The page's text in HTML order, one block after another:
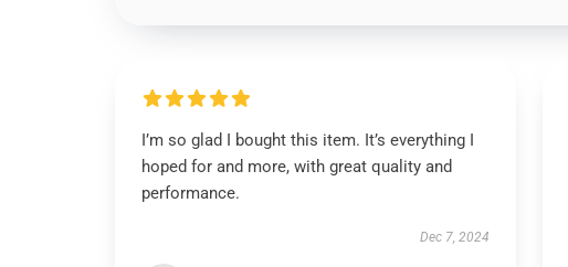
I’m so glad I bought this item. It’s everything I
hoped for and more, with great quality and
performance.
Dec 7, 2024